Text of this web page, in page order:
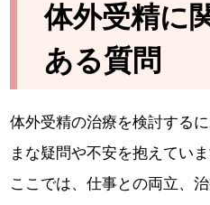
体外受精に
ある質問
体外受精の治療を検討する
まな疑問や不安を抱えていま
ここでは、仕事との両立、